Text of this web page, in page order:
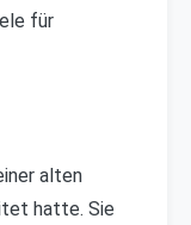
für
alten
hatte. Sie